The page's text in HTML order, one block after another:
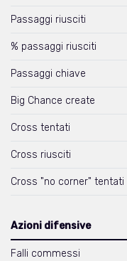
Passaggi riusciti
% passaggi riusciti
Passaggi chiave
Big Chance create
Cross tentati
Cross riusciti
Cross "no corner" tentati
Azioni difensive
Falli commessi